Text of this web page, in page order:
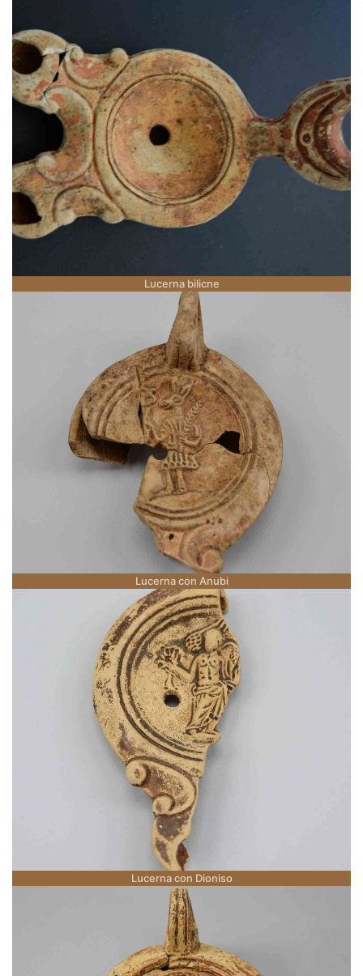
Lucerna bilicne
Lucerna con Anubi
Lucerna con Dioniso